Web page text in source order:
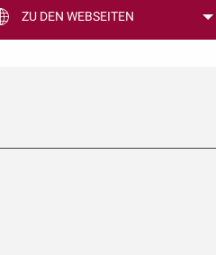
ZU DEN WEBSEITEN